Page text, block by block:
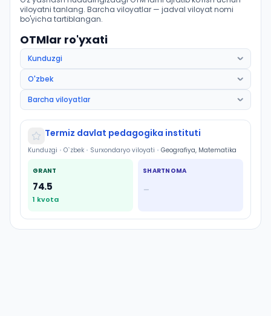
viloyatni tanlang. Barcha viloyatlar — jadval viloyat nomi
bo'yicha tartiblangan.
OTMlar ro'yxati
Termiz davlat pedagogika instituti
Kunduzgi • O`zbek • Surxondaryo viloyati • Geografiya, Matematika
GRANT
74.5
1 kvota
SHARTNOMA
—